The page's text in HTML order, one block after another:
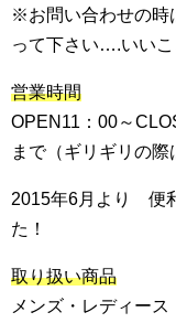
※お問い合わせの時
って下さい….いいこ
営業時間
OPEN11：00～
まで（ギリギリの際
2015年6月より 便
た！
取り扱い商品
メンズ・レディー